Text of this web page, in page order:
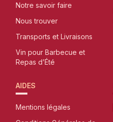
Notre savoir faire
Nous trouver
Transports et Livraisons
Vin pour Barbecue et
Repas d’Été
AIDES
Mentions légales